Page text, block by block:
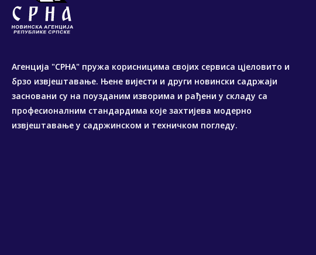
Агенција "СРНА" пружа корисницима својих сервиса цјеловито и
брзо извјештавање. Њене вијести и други новински садржаји
засновани су на поузданим изворима и рађени у складу са
професионалним стандардима које захтијева модерно
извјештавање у садржинском и техничком погледу.